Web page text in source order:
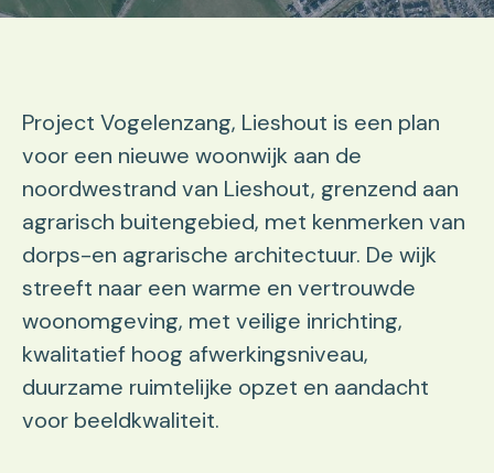
Project Vogelenzang, Lieshout is een plan
voor een nieuwe woonwijk aan de
noordwestrand van Lieshout, grenzend aan
agrarisch buitengebied, met kenmerken van
dorps-en agrarische architectuur. De wijk
streeft naar een warme en vertrouwde
woonomgeving, met veilige inrichting,
kwalitatief hoog afwerkingsniveau,
duurzame ruimtelijke opzet en aandacht
voor beeldkwaliteit.